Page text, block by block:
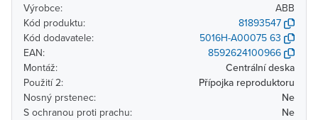
Výrobce:
ABB
Kód produktu:
81893547
Kód dodavatele:
5016H-A00075 63
EAN:
8592624100966
Montáž:
Centrální deska
Použití 2:
Přípojka reproduktoru
Nosný prstenec:
Ne
S ochranou proti prachu:
Ne